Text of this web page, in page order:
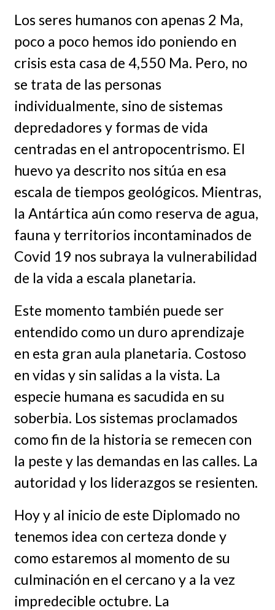
Los seres humanos con apenas 2 Ma,
poco a poco hemos ido poniendo en
crisis esta casa de 4,550 Ma. Pero, no
se trata de las personas
individualmente, sino de sistemas
depredadores y formas de vida
centradas en el antropocentrismo. El
huevo ya descrito nos sitúa en esa
escala de tiempos geológicos. Mientras,
la Antártica aún como reserva de agua,
fauna y territorios incontaminados de
Covid 19 nos subraya la vulnerabilidad
de la vida a escala planetaria.
Este momento también puede ser
entendido como un duro aprendizaje
en esta gran aula planetaria. Costoso
en vidas y sin salidas a la vista. La
especie humana es sacudida en su
soberbia. Los sistemas proclamados
como fin de la historia se remecen con
la peste y las demandas en las calles. La
autoridad y los liderazgos se resienten.
Hoy y al inicio de este Diplomado no
tenemos idea con certeza donde y
como estaremos al momento de su
culminación en el cercano y a la vez
impredecible octubre. La